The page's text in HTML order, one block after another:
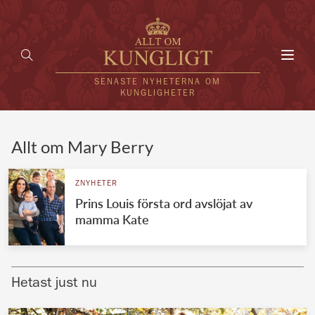
SENASTE NYHETERNA OM
KUNGLIGHETER
UTLÄNDSKT
VÄRLDENS KUNGAHUS
Brittiska kungahuset
Allt om Mary Berry
ZNYHETER
Prins Louis första ord avslöjat av
mamma Kate
Hetast just nu